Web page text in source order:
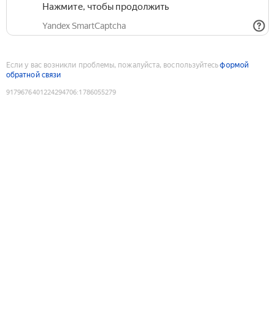
Нажмите, чтобы продолжить
Yandex SmartCaptcha
Если у вас возникли проблемы, пожалуйста, воспользуйтесьформой
обратной связи
9179676401224294706:1786055279